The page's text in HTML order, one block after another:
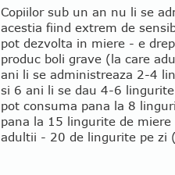
Copiilor sub un an nu li se
acestia fiind extrem de
pot dezvolta in miere - e
produc boli grave (la care
ani li se administreaza 2-4
si 6 ani li se dau 4-6
pot consuma pana la 8
pana la 15 lingurite de
adultii - 20 de lingurite pe zi